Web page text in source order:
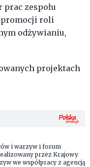
zespołu
promocji roli
odżywianiu,
projektach
i warzyw i forum
przez Krajowy
we współpracy z agencją